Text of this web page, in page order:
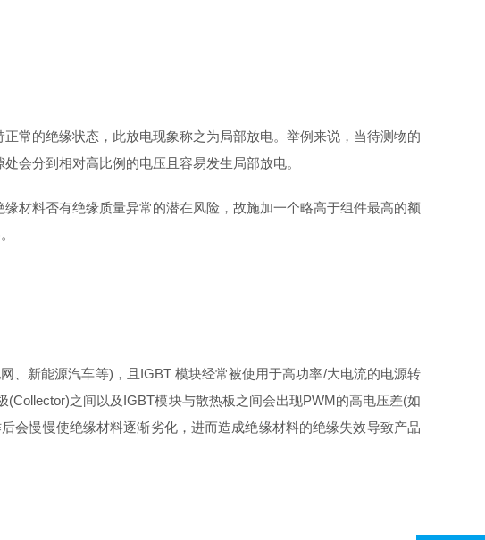
常的绝缘状态，此放电现象称之为局部放电。举例来说，当待测物的
会分到相对高比例的电压且容易发生局部放电。
材料否有绝缘质量异常的潜在风险，故施加一个略高于组件最高的额
、新能源汽车等)，且IGBT 模块经常被使⽤于⾼功率/⼤电流的电源转
之间以及IGBT模块与散热板之间会出现PWM的高电压差(如
会慢慢使绝缘材料逐渐劣化，进而造成绝缘材料的绝缘失效导致产品